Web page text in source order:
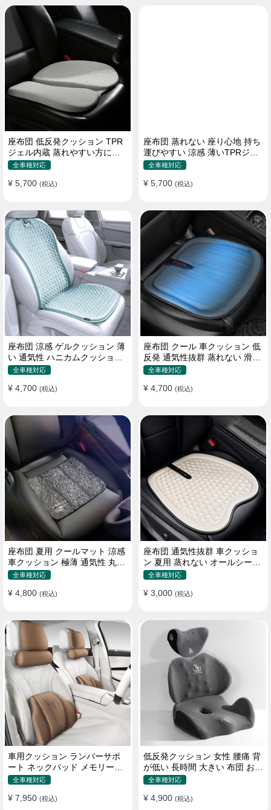
座布団 低反発クッション TPR
ジェル内蔵 蒸れやすい方にお
勧め おしり 熱い
全車種対応
¥ 5,700 (税込)
座布団 蒸れない 座り心地 持ち
運びやすい 涼感 薄いTPRジェ
ル内蔵 多用途
全車種対応
¥ 5,700 (税込)
座布団 涼感 ゲルクッション 薄
い 通気性 ハニカムクッション
四季通用 おすすめ
全車種対応
¥ 4,700 (税込)
座布団 クール 車クッション 低
反発 通気性抜群 蒸れない 滑り
止め おすすめ
全車種対応
¥ 4,700 (税込)
座布団 夏用 クールマット 涼感
車クッション 極薄 通気性 丸洗
いOK すずしい
全車種対応
¥ 4,800 (税込)
座布団 通気性抜群 車クッショ
ン 夏用 蒸れない オールシーズ
ン おしゃれ
全車種対応
¥ 3,000 (税込)
車用クッション ランバーサポ
ート ネックパッド メモリーフ
ォーム 疲労回復
全車種対応
¥ 7,950 (税込)
低反発クッション 女性 腰痛 背
が低い 長時間 大きい 布団 おし
ゃれ 運転 疲労回復
全車種対応
¥ 4,900 (税込)